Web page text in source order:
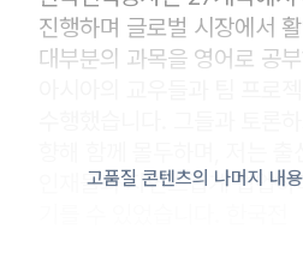
진행하며 글로벌 시장에서
대부분의 과목을 영어로 공
인재들과 자연스럽게 협업
고품질 콘텐츠의 나머지 내